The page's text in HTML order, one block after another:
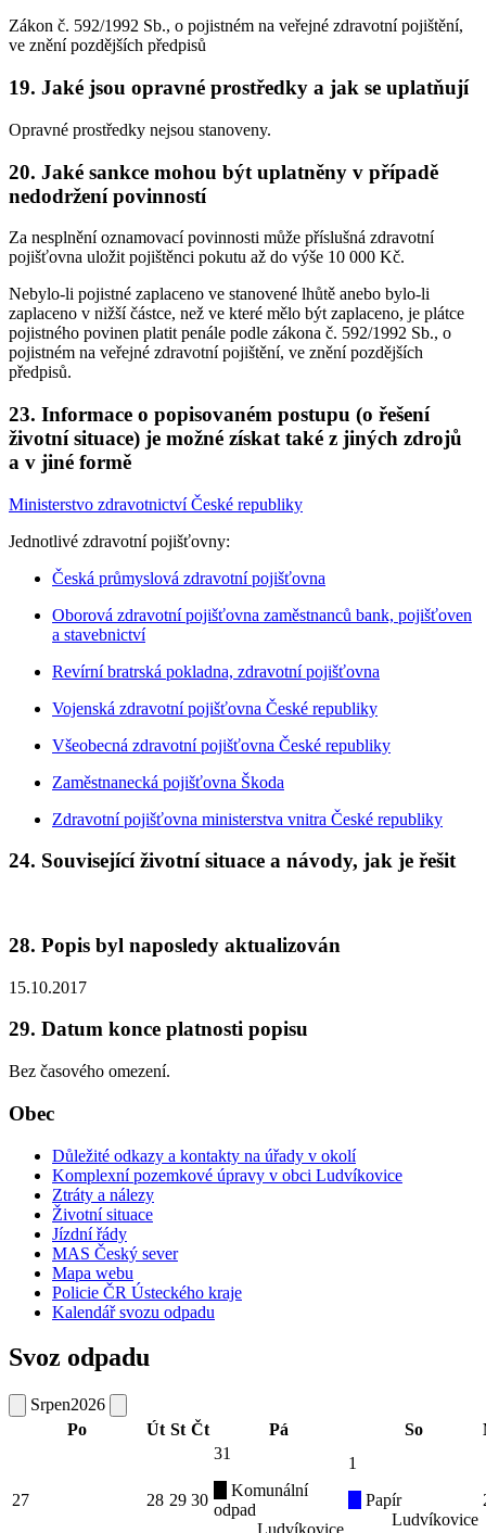
Zákon č. 592/1992 Sb., o pojistném na veřejné zdravotní pojištění,
ve znění pozdějších předpisů
19. Jaké jsou opravné prostředky a jak se uplatňují
Opravné prostředky nejsou stanoveny.
20. Jaké sankce mohou být uplatněny v případě
nedodržení povinností
Za nesplnění oznamovací povinnosti může příslušná zdravotní
pojišťovna uložit pojištěnci pokutu až do výše 10 000 Kč.
Nebylo-li pojistné zaplaceno ve stanovené lhůtě anebo bylo-li
zaplaceno v nižší částce, než ve které mělo být zaplaceno, je plátce
pojistného povinen platit penále podle zákona č. 592/1992 Sb., o
pojistném na veřejné zdravotní pojištění, ve znění pozdějších
předpisů.
23. Informace o popisovaném postupu (o řešení
životní situace) je možné získat také z jiných zdrojů
a v jiné formě
Ministerstvo zdravotnictví České republiky
Jednotlivé zdravotní pojišťovny:
Česká průmyslová zdravotní pojišťovna
Oborová zdravotní pojišťovna zaměstnanců bank, pojišťoven
a stavebnictví
Revírní bratrská pokladna, zdravotní pojišťovna
Vojenská zdravotní pojišťovna České republiky
Všeobecná zdravotní pojišťovna České republiky
Zaměstnanecká pojišťovna Škoda
Zdravotní pojišťovna ministerstva vnitra České republiky
24. Související životní situace a návody, jak je řešit
28. Popis byl naposledy aktualizován
15.10.2017
29. Datum konce platnosti popisu
Bez časového omezení.
Obec
Důležité odkazy a kontakty na úřady v okolí
Komplexní pozemkové úpravy v obci Ludvíkovice
Ztráty a nálezy
Životní situace
Jízdní řády
MAS Český sever
Mapa webu
Policie ČR Ústeckého kraje
Kalendář svozu odpadu
Svoz odpadu
Srpen2026
Po
Út St Čt Pá So
27 28 29 30
31
Komunální
odpad
1
Papír
Ludvíkovice